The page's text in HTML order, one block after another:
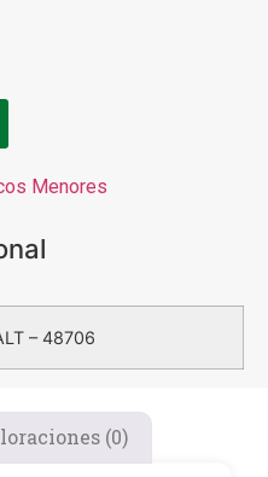
Menores
– 48706
(0)